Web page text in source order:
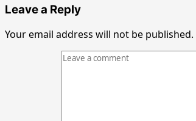
Leave a Reply
Your email address will not be published.